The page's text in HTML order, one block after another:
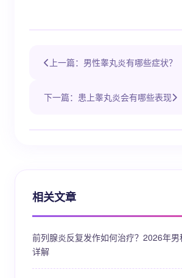
上一篇：男性睾丸炎有哪些症状？
下一篇：患上睾丸炎会有哪些表现
相关文章
前列腺炎反复发作如何治疗？2026年
详解